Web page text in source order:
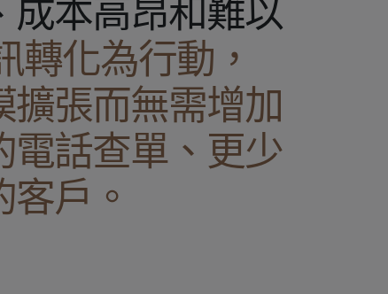
成本高昂和難以
轉化為行動，
張而無需增加
電話查單、更少
戶。